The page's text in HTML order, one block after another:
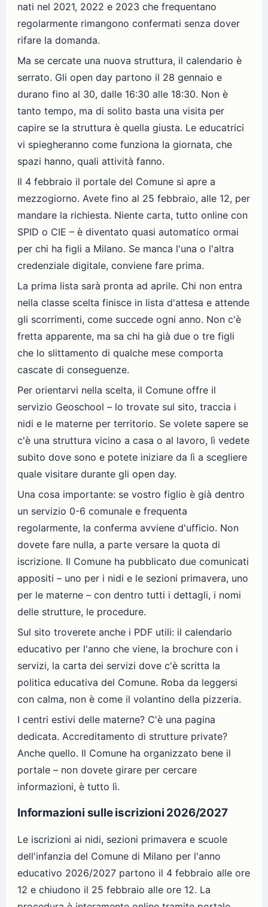
nati nel 2021, 2022 e 2023 che frequentano
regolarmente rimangono confermati senza dover
rifare la domanda.
Ma se cercate una nuova struttura, il calendario è
serrato. Gli open day partono il 28 gennaio e
durano fino al 30, dalle 16:30 alle 18:30. Non è
tanto tempo, ma di solito basta una visita per
capire se la struttura è quella giusta. Le educatrici
vi spiegheranno come funziona la giornata, che
spazi hanno, quali attività fanno.
Il 4 febbraio il portale del Comune si apre a
mezzogiorno. Avete fino al 25 febbraio, alle 12, per
mandare la richiesta. Niente carta, tutto online con
SPID o CIE – è diventato quasi automatico ormai
per chi ha figli a Milano. Se manca l'una o l'altra
credenziale digitale, conviene fare prima.
La prima lista sarà pronta ad aprile. Chi non entra
nella classe scelta finisce in lista d'attesa e attende
gli scorrimenti, come succede ogni anno. Non c'è
fretta apparente, ma sa chi ha già due o tre figli
che lo slittamento di qualche mese comporta
cascate di conseguenze.
Per orientarvi nella scelta, il Comune offre il
servizio Geoschool – lo trovate sul sito, traccia i
nidi e le materne per territorio. Se volete sapere se
c'è una struttura vicino a casa o al lavoro, lì vedete
subito dove sono e potete iniziare da lì a scegliere
quale visitare durante gli open day.
Una cosa importante: se vostro figlio è già dentro
un servizio 0-6 comunale e frequenta
regolarmente, la conferma avviene d'ufficio. Non
dovete fare nulla, a parte versare la quota di
iscrizione. Il Comune ha pubblicato due comunicati
appositi – uno per i nidi e le sezioni primavera, uno
per le materne – con dentro tutti i dettagli, i nomi
delle strutture, le procedure.
Sul sito troverete anche i PDF utili: il calendario
educativo per l'anno che viene, la brochure con i
servizi, la carta dei servizi dove c'è scritta la
politica educativa del Comune. Roba da leggersi
con calma, non è come il volantino della pizzeria.
I centri estivi delle materne? C'è una pagina
dedicata. Accreditamento di strutture private?
Anche quello. Il Comune ha organizzato bene il
portale – non dovete girare per cercare
informazioni, è tutto lì.
Informazioni sulle iscrizioni 2026/2027
Le iscrizioni ai nidi, sezioni primavera e scuole
dell'infanzia del Comune di Milano per l'anno
educativo 2026/2027 partono il 4 febbraio alle ore
12 e chiudono il 25 febbraio alle ore 12. La